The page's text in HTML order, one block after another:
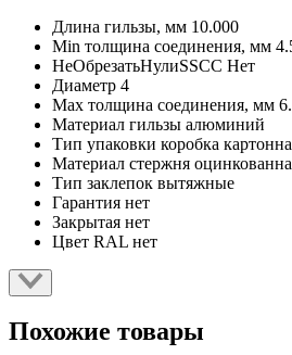
Длина гильзы, мм 10.000
Min толщина соединения, мм
НеОбрезатьНулиSSCC Нет
Диаметр 4
Max толщина соединения, мм
Материал гильзы алюминий
Тип упаковки коробка
Материал стержня
Тип заклепок вытяжные
Гарантия нет
Закрытая нет
Цвет RAL нет
Похожие товары